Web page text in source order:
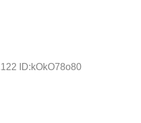
ID:kOkO78o80